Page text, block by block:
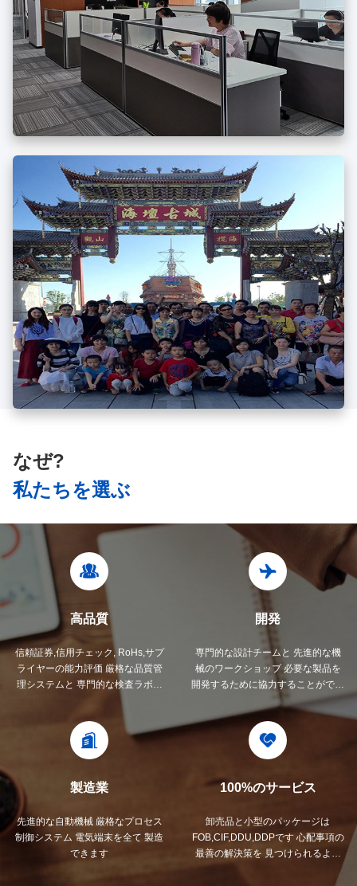
なぜ?
私たちを選ぶ
高品質
信頼証券,信用チェック, RoHs,サプ
ライヤーの能力評価 厳格な品質管
理システムと 専門的な検査ラボが
開発
専門的な設計チームと 先進的な機
械のワークショップ 必要な製品を
開発するために協力することができ
ます.
製造業
先進的な自動機械 厳格なプロセス
制御システム 電気端末を全て 製造
できます
100%のサービス
卸売品と小型のパッケージは
FOB,CIF,DDU,DDPです 心配事項の
最善の解決策を 見つけられるよう